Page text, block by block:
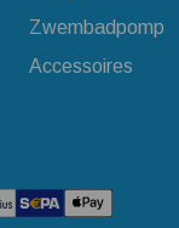
Zwembadpomp
Accessoires